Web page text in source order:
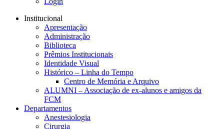
Institucional
Apresentação
Administração
Biblioteca
Prêmios Institucionais
Identidade Visual
Histórico – Linha do Tempo
Centro de Memória e Arquivo
ALUMNI – Associação de ex-alunos e amigos da
FCM
Departamentos
Anestesiologia
Cirurgia